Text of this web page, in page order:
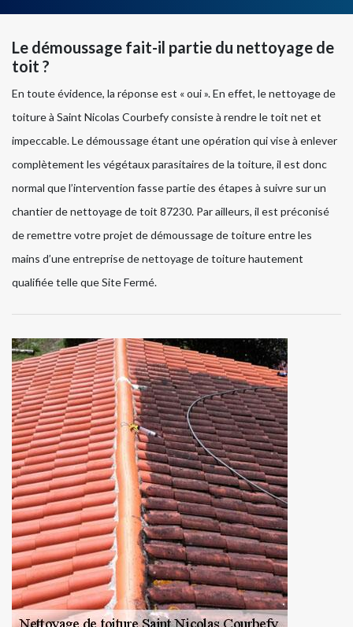
Le démoussage fait-il partie du nettoyage de
toit ?
En toute évidence, la réponse est « oui ». En effet, le nettoyage de
toiture à Saint Nicolas Courbefy consiste à rendre le toit net et
impeccable. Le démoussage étant une opération qui vise à enlever
complètement les végétaux parasitaires de la toiture, il est donc
normal que l’intervention fasse partie des étapes à suivre sur un
chantier de nettoyage de toit 87230. Par ailleurs, il est préconisé
de remettre votre projet de démoussage de toiture entre les
mains d’une entreprise de nettoyage de toiture hautement
qualifiée telle que Site Fermé.